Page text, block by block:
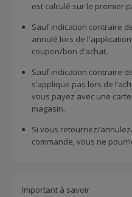
est calculé sur le premier
Sauf indication contraire
annulé lors de
coupon/bon d’achat.
Sauf indication contraire
s’applique pas lors de
vous payez avec une
magasin.
Si vous retournez/
commande, vous ne
Important à savoir